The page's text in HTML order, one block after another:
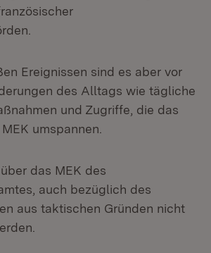
Ereignissen sind es aber vor
des Alltags wie tägliche
und Zugriffe, die das
umspannen.
das MEK des
auch bezüglich des
aus taktischen Gründen nicht